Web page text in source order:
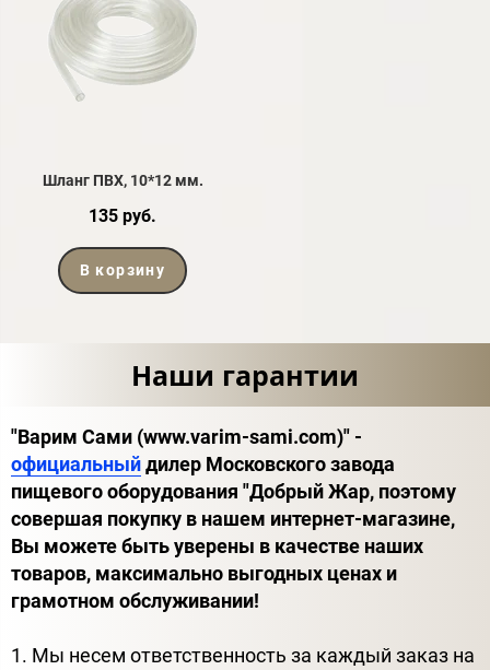
Шланг ПВХ, 10*12 мм.
135 руб.
В корзину
Наши гарантии
"Варим Сами (www.varim-sami.com)" -
официальныйдилер Московского завода
пищевого оборудования "Добрый Жар, поэтому
совершая покупку в нашем интернет-магазине,
Вы можете быть уверены в качестве наших
товаров, максимально выгодных ценах и
грамотном обслуживании!
1. Мы несем ответственность за каждый заказ на